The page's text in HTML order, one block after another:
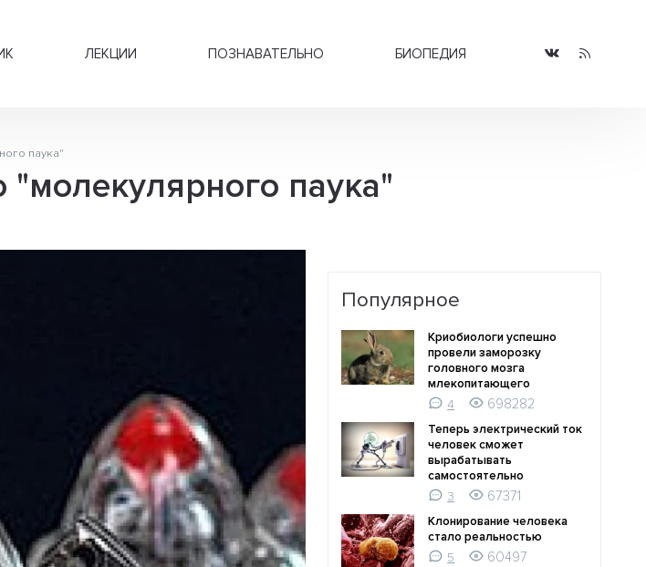
ЛЕКЦИИ ПОЗНАВАТЕЛЬНО БИОПЕДИЯ
паука"
паука"
Популярное
Криобиологи успешно
провели заморозку
головного мозга
млекопитающего
4
698282
Теперь электрический ток
человек сможет
вырабатывать
самостоятельно
3
67371
Клонирование человека
стало реальностью
5
60497